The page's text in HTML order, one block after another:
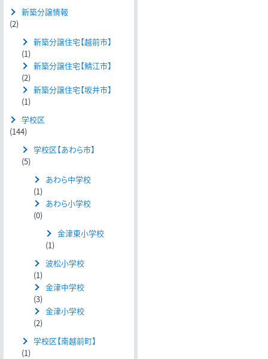
新築分譲情報
(2)
新築分譲住宅【越前市】
(1)
新築分譲住宅【鯖江市】
(2)
新築分譲住宅【坂井市】
(1)
学校区
(144)
学校区【あわら市】
(5)
あわら中学校
(1)
あわら小学校
(0)
金津東小学校
(1)
波松小学校
(1)
金津中学校
(3)
金津小学校
(2)
学校区【南越前町】
(1)